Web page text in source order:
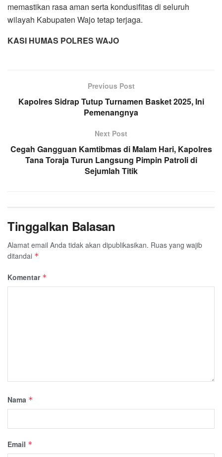
memastikan rasa aman serta kondusifitas di seluruh
wilayah Kabupaten Wajo tetap terjaga.
KASI HUMAS POLRES WAJO
Previous Post
Kapolres Sidrap Tutup Turnamen Basket 2025, Ini
Pemenangnya
Next Post
Cegah Gangguan Kamtibmas di Malam Hari, Kapolres
Tana Toraja Turun Langsung Pimpin Patroli di
Sejumlah Titik
Tinggalkan Balasan
Alamat email Anda tidak akan dipublikasikan. Ruas yang wajib
ditandai *
Komentar *
Nama *
Email *